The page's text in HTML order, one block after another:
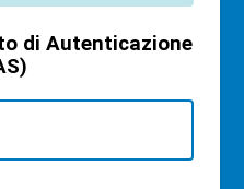
di Autenticazione